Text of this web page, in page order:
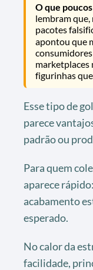
O que
lembram
pacotes
apontou que
marketplaces
figurinhas
Esse tipo de
parece
padrão ou
Para quem
aparece
acabamento
esperado.
No calor da
facilidade,